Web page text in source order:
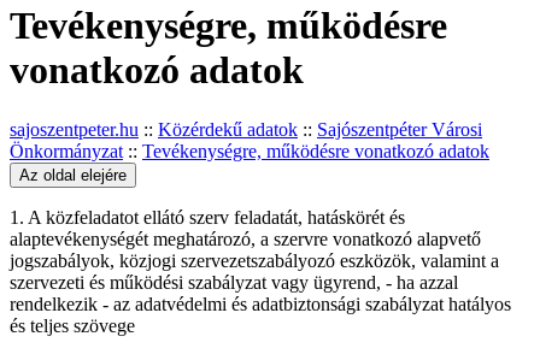
Tevékenységre, működésre
vonatkozó adatok
sajoszentpeter.hu :: Közérdekű adatok :: Sajószentpéter Városi
Önkormányzat :: Tevékenységre, működésre vonatkozó adatok
Az oldal elejére
1. A közfeladatot ellátó szerv feladatát, hatáskörét és
alaptevékenységét meghatározó, a szervre vonatkozó alapvető
jogszabályok, közjogi szervezetszabályozó eszközök, valamint a
szervezeti és működési szabályzat vagy ügyrend, - ha azzal
rendelkezik - az adatvédelmi és adatbiztonsági szabályzat hatályos
és teljes szövege